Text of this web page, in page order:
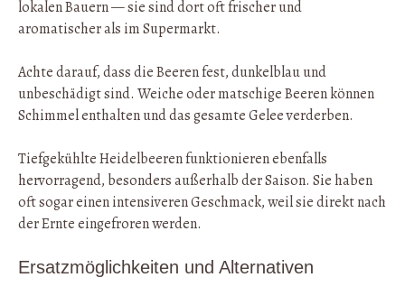
lokalen Bauern — sie sind dort oft frischer und
aromatischer als im Supermarkt.
Achte darauf, dass die Beeren fest, dunkelblau und
unbeschädigt sind. Weiche oder matschige Beeren können
Schimmel enthalten und das gesamte Gelee verderben.
Tiefgekühlte Heidelbeeren funktionieren ebenfalls
hervorragend, besonders außerhalb der Saison. Sie haben
oft sogar einen intensiveren Geschmack, weil sie direkt nach
der Ernte eingefroren werden.
Ersatzmöglichkeiten und Alternativen